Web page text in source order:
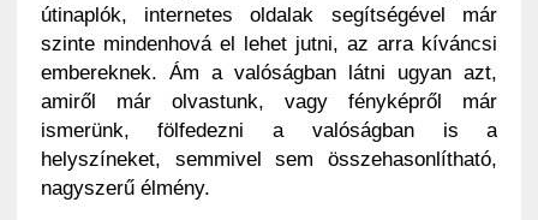
útinaplók, internetes oldalak segítségével már
szinte mindenhová el lehet jutni, az arra kíváncsi
embereknek. Ám a valóságban látni ugyan azt,
amiről már olvastunk, vagy fényképről már
ismerünk, fölfedezni a valóságban is a
helyszíneket, semmivel sem összehasonlítható,
nagyszerű élmény.